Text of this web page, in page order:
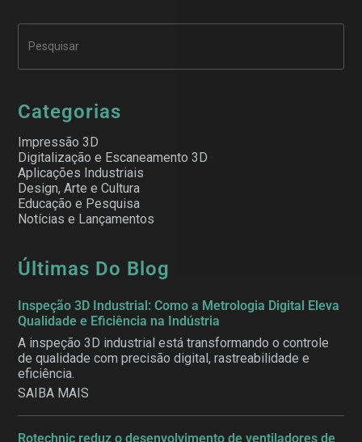
Categorias
Impressão 3D
Digitalização e Escaneamento 3D
Aplicações Industriais
Design, Arte e Cultura
Educação e Pesquisa
Notícias e Lançamentos
Últimas Do Blog
Inspeção 3D Industrial: Como a Metrologia Digital Eleva
Qualidade e Eficiência na Indústria
A inspeção 3D industrial está transformando o controle
de qualidade com precisão digital, rastreabilidade e
eficiência.
SAIBA MAIS
Rotechnic reduz o desenvolvimento de ventiladores de